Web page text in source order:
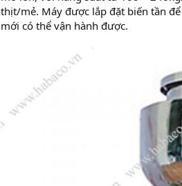
thịt/mẻ. Máy được lắp đặt biến tần
mới có thể vận hành được.